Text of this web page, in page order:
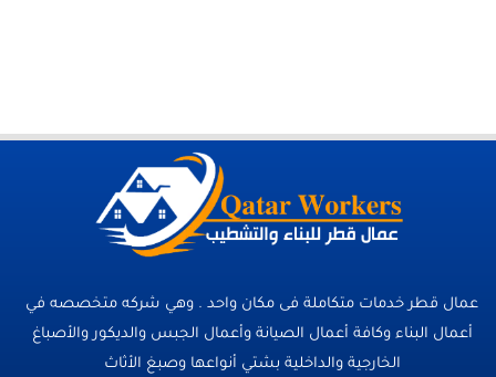
عمال قطر خدمات متكاملة فى مكان واحد . وهي شركه متخصصه في
أعمال البناء وكافة أعمال الصيانة وأعمال الجبس والديكور والأصباغ
الخارجية والداخلية بشتي أنواعها وصبغ الأثاث